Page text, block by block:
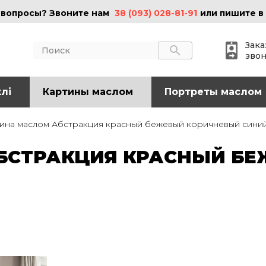
Звоните нам 38 (093) 028-81-91 или пишите в
Картины маслом Портреты маслом
маслом Абстракция красный бежевый коричневый
КРАСНЫЙ
(093) 028-81-91
vip.com.ua
ИНФОРМАЦИЯ
Картины на холсте
Картины на стекле